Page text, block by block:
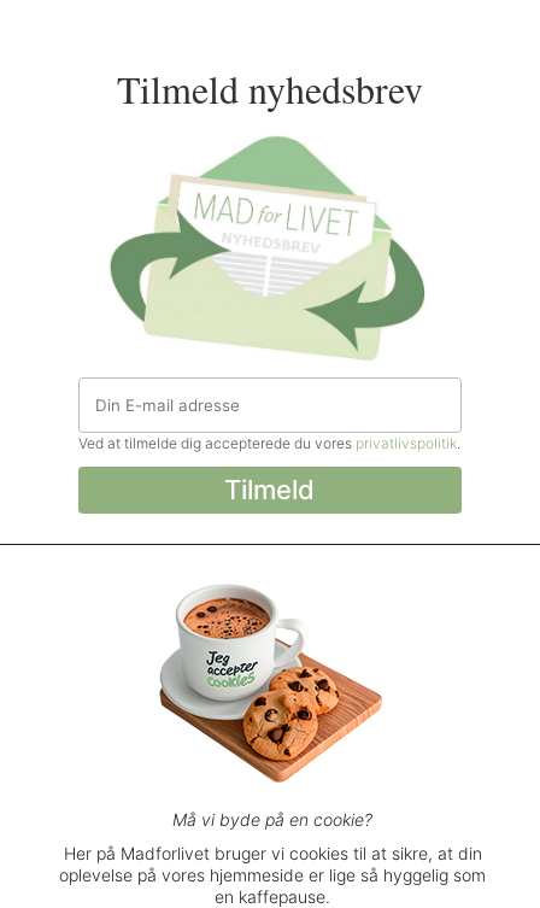
Tilmeld nyhedsbrev
Ved at tilmelde dig accepterede du vores privatlivspolitik.
© Madforlivet.com, 2000–2025. Alle
rettigheder forbeholdt.
øvrigt materiale må kun gengives med
tilladelse fra Sophia Helse ApS.
Spørgsmål eller kommentarer?
support@madforlivet.com
Brugerbetingelser
Må vi byde på en cookie?
Her på Madforlivet bruger vi cookies til at sikre, at din
oplevelse på vores hjemmeside er lige så hyggelig som
en kaffepause.